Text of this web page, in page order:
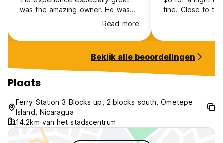
was the amazing owner. He was
really helpful with renting a
opportunity to leave your
island by scooter for multiple
days. I would highly recommend it!
Read more
fine. Close to
Bekijk alle beoordelingen
Plaats
Ferry Station 3 Blocks up, 2 blocks south, Ometepe
Island, Nicaragua
14.2km van het stadscentrum